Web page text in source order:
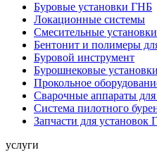
Буровые установки ГНБ
Локационные системы
Смесительные установки
Бентонит и полимеры
Буровой инструмент
Бурошнековые установки
Прокольное
Сварочные аппараты
Система пилотного
Запчасти для установок
услуги